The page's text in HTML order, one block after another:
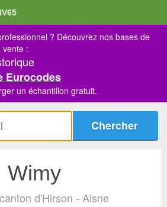
? Découvrez nos bases de
vente :
Eurocodes
un échantillon gratuit.
Wimy
d'Hirson - Aisne